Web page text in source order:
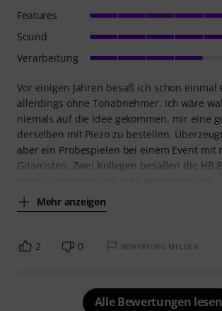
Vor einigen Jahren besaß ich schon einmal
allerdings ohne Tonabnehmer. Ich wäre
niemals auf die Idee gekommen, mir eine
derselben mit Piezo zu bestellen.
aber ein Probespielen bei einem Event mit
Gitarristen. Zwei Kollegen besaßen die HB
Mehr anzeigen
Features
Sound
Verarbeitung
2 0 BEWERTUNG MELDEN
Alle Bewertungen lesen